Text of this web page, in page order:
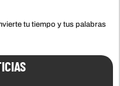
tu tiempo y tus palabras